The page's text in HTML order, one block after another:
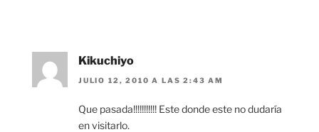
Kikuchiyo
JULIO 12, 2010 A LAS 2:43 AM
Que pasada!!!!!!!!!!! Este donde este no dudaría
en visitarlo.